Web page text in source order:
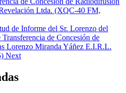
Ltda. (XQC-40 FM,
de Informe del Sr. Lorenzo del
de Concesión de
Lorenzo Miranda Yáñez E.I.R.L.
Next